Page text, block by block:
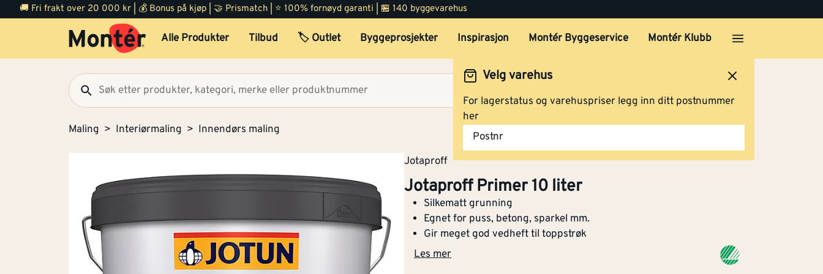
🚚 Fri frakt over 20 000 kr | 💰 Bonus på kjøp | 🤝 Prismatch | ⭐ 100% fornøyd garanti | 🏪 140 byggevarehus
Alle Produkter Tilbud 🏷️ Outlet Byggeprosjekter Inspirasjon Montér Byggeservice Montér Klubb
Velg varehus
For lagerstatus og varehuspriser legg inn ditt postnummer
her
Postnr
Maling Interiørmaling Innendørs maling
Jotaproff
Jotaproff Primer 10 liter
Silkematt grunning
Egnet for puss, betong, sparkel mm.
Gir meget god vedheft til toppstrøk
Les mer
terrassegulv i tre
Egnet for metall Nei
Egnet for treverk Nei
Selvrensende Nei
dør/vindu/detalj
Egnet for
mur/betong
Ja
Egnet for tak Ja
Minimums